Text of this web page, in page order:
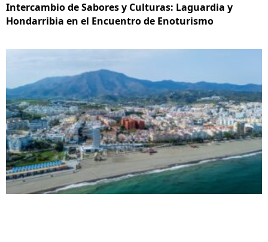
Intercambio de Sabores y Culturas: Laguardia y
Hondarribia en el Encuentro de Enoturismo